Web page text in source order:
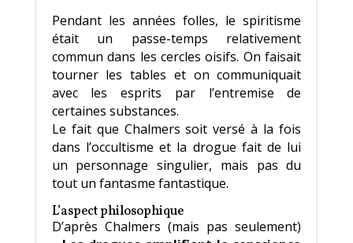
Pendant les années folles, le spiritisme
était un passe-temps relativement
commun dans les cercles oisifs. On faisait
tourner les tables et on communiquait
avec les esprits par l’entremise de
certaines substances.
Le fait que Chalmers soit versé à la fois
dans l’occultisme et la drogue fait de lui
un personnage singulier, mais pas du
tout un fantasme fantastique.
L’aspect philosophique
D’après Chalmers (mais pas seulement)